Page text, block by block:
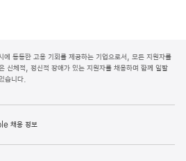
동등한 고용 기회를 제공하는 기업으로서, 모든 지원자를
체적, 정신적 장애가 있는 지원자를 채용하며 함께 일할
습니다.
채용 정보